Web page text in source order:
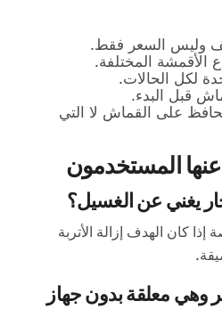
وليس السعر فقط.
الأقمشة المختلفة.
لكل الحالات.
قبل البدء.
على القماش لا التي
المستخدمون
يغني عن الغسيل؟
كان الهدف إزالة الأتربة
وهي معلقة بدون جهاز